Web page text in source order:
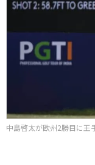
中島啓太が欧州2勝目に王